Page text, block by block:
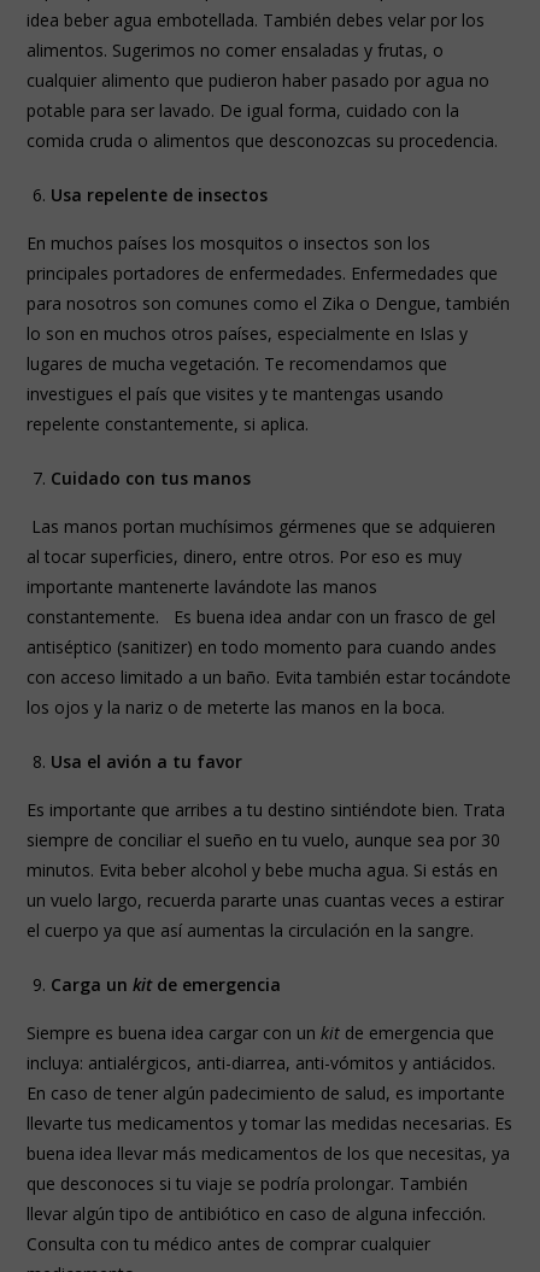
idea beber agua embotellada. También debes velar por los
alimentos. Sugerimos no comer ensaladas y frutas, o
cualquier alimento que pudieron haber pasado por agua no
potable para ser lavado. De igual forma, cuidado con la
comida cruda o alimentos que desconozcas su procedencia.
Usa repelente de insectos
En muchos países los mosquitos o insectos son los
principales portadores de enfermedades. Enfermedades que
para nosotros son comunes como el Zika o Dengue, también
lo son en muchos otros países, especialmente en Islas y
lugares de mucha vegetación. Te recomendamos que
investigues el país que visites y te mantengas usando
repelente constantemente, si aplica.
Cuidado con tus manos
Las manos portan muchísimos gérmenes que se adquieren
al tocar superficies, dinero, entre otros. Por eso es muy
importante mantenerte lavándote las manos
constantemente. Es buena idea andar con un frasco de gel
antiséptico (sanitizer) en todo momento para cuando andes
con acceso limitado a un baño. Evita también estar tocándote
los ojos y la nariz o de meterte las manos en la boca.
Usa el avión a tu favor
Es importante que arribes a tu destino sintiéndote bien. Trata
siempre de conciliar el sueño en tu vuelo, aunque sea por 30
minutos. Evita beber alcohol y bebe mucha agua. Si estás en
un vuelo largo, recuerda pararte unas cuantas veces a estirar
el cuerpo ya que así aumentas la circulación en la sangre.
Carga unkit de emergencia
Siempre es buena idea cargar con unkit de emergencia que
incluya: antialérgicos, anti-diarrea, anti-vómitos y antiácidos.
En caso de tener algún padecimiento de salud, es importante
llevarte tus medicamentos y tomar las medidas necesarias. Es
buena idea llevar más medicamentos de los que necesitas, ya
que desconoces si tu viaje se podría prolongar. También
llevar algún tipo de antibiótico en caso de alguna infección.
Consulta con tu médico antes de comprar cualquier